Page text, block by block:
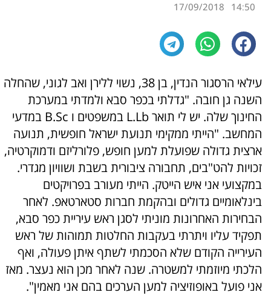
14:50
17/09/2018
עילאי הרסגור הנדין, בן 38, נשוי ללירן ואב לגוני, שהחלה
השנה גן חובה. "גדלתי בכפר סבא ולמדתי במערכת
החינוך שלה. יש לי תואר L.Lb במשפטים ו B.Sc במדעי
המחשב. "הייתי ממקימי תנועת ישראל חופשית, תנועה
ארצית גדולה שפועלת למען חופש, פלורליזם ודמוקרטיה,
זכויות להט"בים, תחבורה ציבורית בשבת ושוויון מגדרי.
במקצועי אני איש הייטק. הייתי מעורב בפרויקטים
בינלאומיים גדולים ובהקמת חברות סטארטאפ. לאחר
הבחירות האחרונות מוניתי לסגן ראש עיריית כפר סבא,
תפקיד עליו ויתרתי בעקבות החלטות תמוהות של ראש
העירייה הקודם שלא הסכמתי לשתף איתן פעולה, ואף
הלכתי מיוזמתי למשטרה. שנה לאחר מכן הוא נעצר. מאז
אני פועל באופוזיציה למען הערכים בהם אני מאמין".